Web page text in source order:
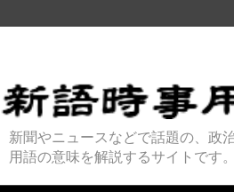
新聞やニュースなどで話題の、政
用語の意味を解説するサイトです。